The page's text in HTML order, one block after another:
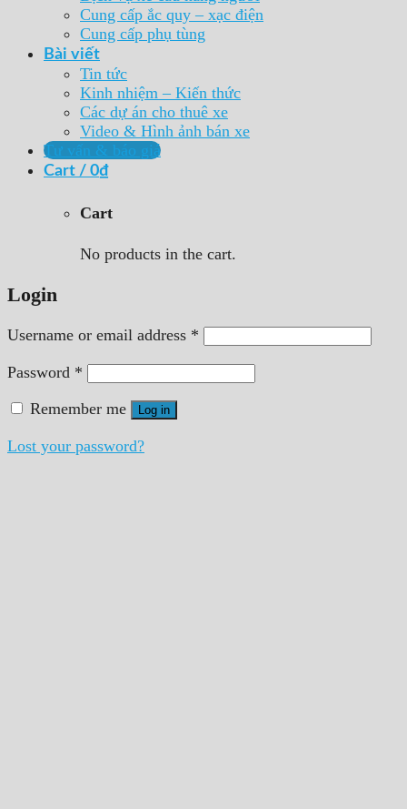
Cung cấp ắc quy – xạc điện
Cung cấp phụ tùng
Bài viết
Tin tức
Kinh nhiệm – Kiến thức
Các dự án cho thuê xe
Video & Hình ảnh bán xe
Tư vấn & báo giá
Cart / 0₫
Cart
No products in the cart.
Login
Username or email address *
Password *
Remember me Log in
Lost your password?